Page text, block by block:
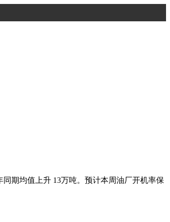
期均值上升 13万吨。预计本周油厂开机率保